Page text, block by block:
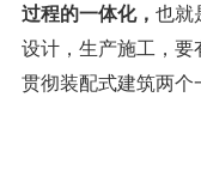
过程的一体化， 也就
设计，生产施工，要
贯彻装配式建筑两个